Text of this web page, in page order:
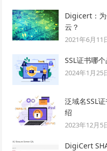
Digicert：为
云？
2021年6月11
SSL证书哪
2024年1月25
泛域名SSL
绍
2023年12月5
DigiCert